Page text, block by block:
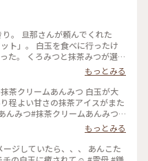
。 旦那さんが頼んでくれた
ト」。 白玉を食べに行ったけ
た。 くろみつと抹茶みつが選べ
ったら、30分も待たずに入れ
、席についてから出てくるまで
1時間。 1時間くらいなら、並
ての鎌倉
もっとみる
茶クリームあんみつ 白玉が大
程よい甘さの抹茶アイスがまた
んみつ#抹茶クリームあんみつ#
もっとみる
ジしていたら、、、 あんこた